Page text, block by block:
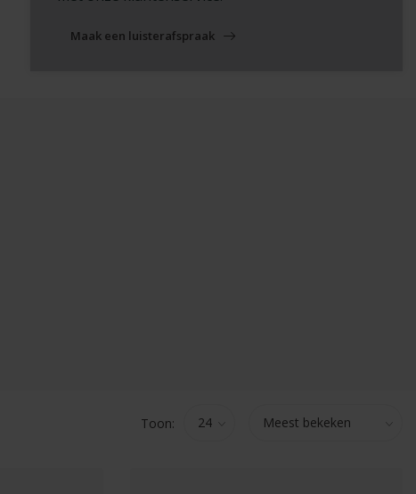
Maak een luisterafspraak
Toon: